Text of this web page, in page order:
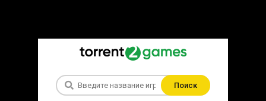
Поиск